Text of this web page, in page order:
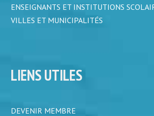
ENSEIGNANTS ET INSTITUTIONS
VILLES ET MUNICIPALITÉS
LIENS UTILES
DEVENIR MEMBRE